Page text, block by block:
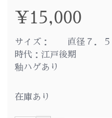
¥ 15,000
サイズ： 直径７．５
時代：江戸後期
釉ハゲあり
在庫あり